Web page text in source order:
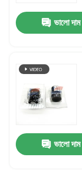
ভালো দাম
ভালো দাম